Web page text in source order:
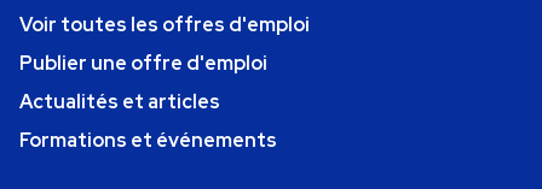
Voir toutes les offres d'emploi
Publier une offre d'emploi
Actualités et articles
Formations et événements